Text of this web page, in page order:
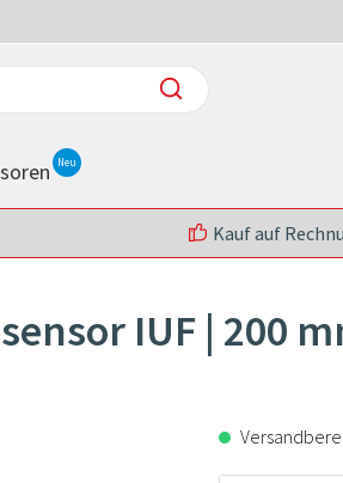
Kauf auf
IUF | 200